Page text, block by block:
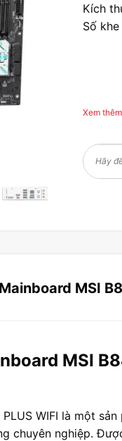
Kích
Số
Xem thêm
MSI
MSI
WIFI là một
chuyên nghiệp.